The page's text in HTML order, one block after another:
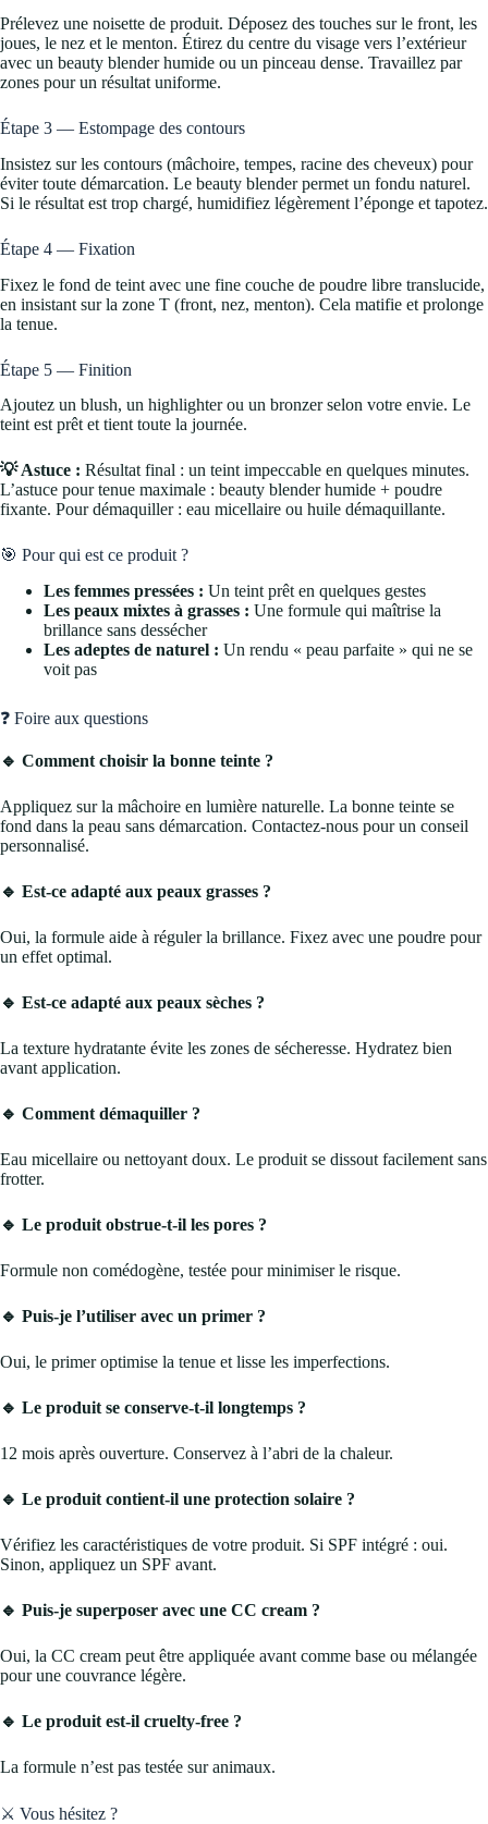
Prélevez une noisette de produit. Déposez des touches sur le front, les
joues, le nez et le menton. Étirez du centre du visage vers l’extérieur
avec un beauty blender humide ou un pinceau dense. Travaillez par
zones pour un résultat uniforme.
Étape 3 — Estompage des contours
Insistez sur les contours (mâchoire, tempes, racine des cheveux) pour
éviter toute démarcation. Le beauty blender permet un fondu naturel.
Si le résultat est trop chargé, humidifiez légèrement l’éponge et tapotez.
Étape 4 — Fixation
Fixez le fond de teint avec une fine couche de poudre libre translucide,
en insistant sur la zone T (front, nez, menton). Cela matifie et prolonge
la tenue.
Étape 5 — Finition
Ajoutez un blush, un highlighter ou un bronzer selon votre envie. Le
teint est prêt et tient toute la journée.
💡 Astuce : Résultat final : un teint impeccable en quelques minutes.
L’astuce pour tenue maximale : beauty blender humide + poudre
fixante. Pour démaquiller : eau micellaire ou huile démaquillante.
🎯 Pour qui est ce produit ?
Les femmes pressées : Un teint prêt en quelques gestes
Les peaux mixtes à grasses : Une formule qui maîtrise la
brillance sans dessécher
Les adeptes de naturel : Un rendu « peau parfaite » qui ne se
voit pas
❓ Foire aux questions
🔹 Comment choisir la bonne teinte ?
Appliquez sur la mâchoire en lumière naturelle. La bonne teinte se
fond dans la peau sans démarcation. Contactez-nous pour un conseil
personnalisé.
🔹 Est-ce adapté aux peaux grasses ?
Oui, la formule aide à réguler la brillance. Fixez avec une poudre pour
un effet optimal.
🔹 Est-ce adapté aux peaux sèches ?
La texture hydratante évite les zones de sécheresse. Hydratez bien
avant application.
🔹 Comment démaquiller ?
Eau micellaire ou nettoyant doux. Le produit se dissout facilement sans
frotter.
🔹 Le produit obstrue-t-il les pores ?
Formule non comédogène, testée pour minimiser le risque.
🔹 Puis-je l’utiliser avec un primer ?
Oui, le primer optimise la tenue et lisse les imperfections.
🔹 Le produit se conserve-t-il longtemps ?
12 mois après ouverture. Conservez à l’abri de la chaleur.
🔹 Le produit contient-il une protection solaire ?
Vérifiez les caractéristiques de votre produit. Si SPF intégré : oui.
Sinon, appliquez un SPF avant.
🔹 Puis-je superposer avec une CC cream ?
Oui, la CC cream peut être appliquée avant comme base ou mélangée
pour une couvrance légère.
🔹 Le produit est-il cruelty-free ?
La formule n’est pas testée sur animaux.
⚔️ Vous hésitez ?